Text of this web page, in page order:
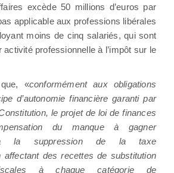
excède 50 millions d’euros par
applicable aux professions libérales
moins de cinq salariés, qui sont
professionnelle à l’impôt sur le
«conformément aux obligations
d’autonomie financière garanti par
le projet de loi de finances
du manque à gagner
à la suppression de la taxe
affectant des recettes de substitution
à chaque catégorie de